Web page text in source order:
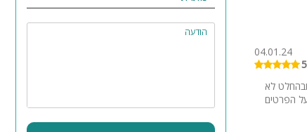
04.01.24
5
לא
מאוד, חשיבה על הפרטים
הודעה